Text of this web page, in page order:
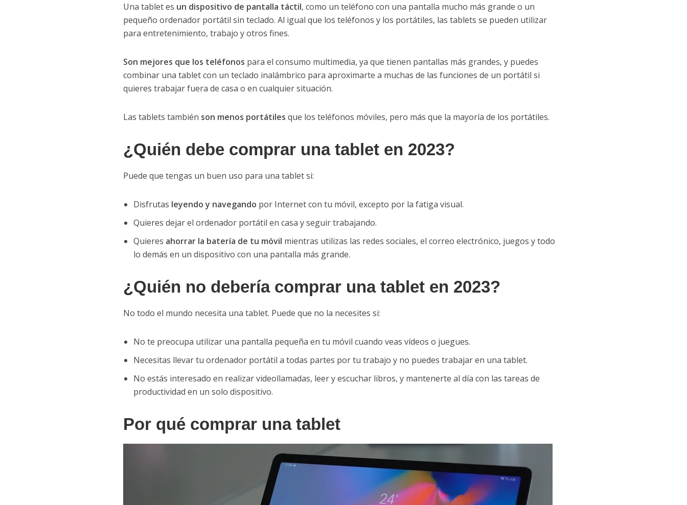
Una tablet es un dispositivo de pantalla táctil, como un teléfono con una pantalla mucho más grande o un
pequeño ordenador portátil sin teclado. Al igual que los teléfonos y los portátiles, las tablets se pueden utilizar
para entretenimiento, trabajo y otros fines.
Son mejores que los teléfonos para el consumo multimedia, ya que tienen pantallas más grandes, y puedes
combinar una tablet con un teclado inalámbrico para aproximarte a muchas de las funciones de un portátil si
quieres trabajar fuera de casa o en cualquier situación.
Las tablets también son menos portátiles que los teléfonos móviles, pero más que la mayoría de los portátiles.
¿Quién debe comprar una tablet en 2023?
Puede que tengas un buen uso para una tablet si:
Disfrutas leyendo y navegando por Internet con tu móvil, excepto por la fatiga visual.
Quieres dejar el ordenador portátil en casa y seguir trabajando.
Quieres ahorrar la batería de tu móvil mientras utilizas las redes sociales, el correo electrónico, juegos y todo
lo demás en un dispositivo con una pantalla más grande.
¿Quién no debería comprar una tablet en 2023?
No todo el mundo necesita una tablet. Puede que no la necesites si:
No te preocupa utilizar una pantalla pequeña en tu móvil cuando veas vídeos o juegues.
Necesitas llevar tu ordenador portátil a todas partes por tu trabajo y no puedes trabajar en una tablet.
No estás interesado en realizar videollamadas, leer y escuchar libros, y mantenerte al día con las tareas de
productividad en un solo dispositivo.
Por qué comprar una tablet